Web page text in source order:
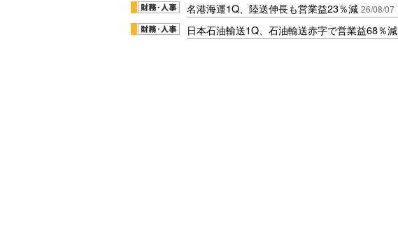
名港海運1Q、陸送伸長も営業益23％減 26/08/07
日本石油輸送1Q、石油輸送赤字で営業益68％減